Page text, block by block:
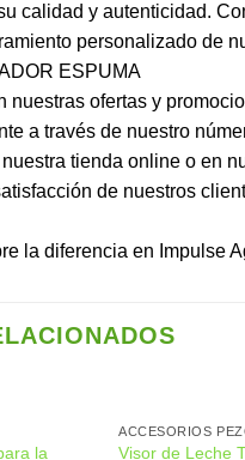
calidad y autenticidad.
personalizado de
ESPUMA
nuestras ofertas y
a través de nuestro
nuestra tienda online o en
de nuestros
la diferencia en Impulse
la
ACCESORIOS
Visor de Leche